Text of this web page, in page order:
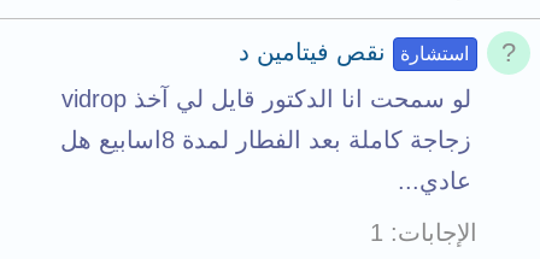
استشارة
نقص فيتامين د
لو سمحت انا الدكتور قايل لي آخذ vidrop
زجاجة كاملة بعد الفطار لمدة 8اسابيع هل
عادي...
الإجابات
1